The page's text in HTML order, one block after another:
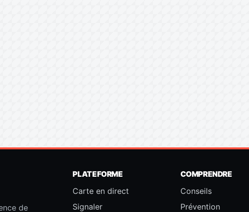
de
PLATEFORME
Carte en direct
Signaler
COMPRENDRE
Conseils
Prévention